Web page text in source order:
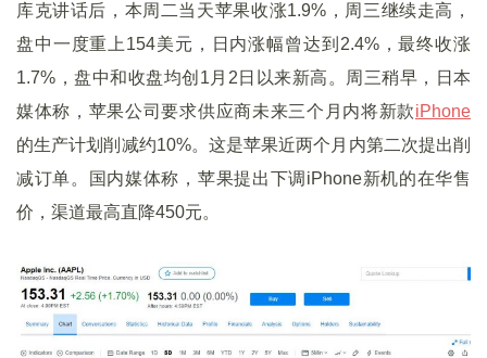
库克讲话后，本周二当天苹果收涨1.9%，周三继续走高，
盘中一度重上154美元，日内涨幅曾达到2.4%，最终收涨
1.7%，盘中和收盘均创1月2日以来新高。周三稍早，日本
媒体称，苹果公司要求供应商未来三个月内将新款iPhone
的生产计划削减约10%。这是苹果近两个月内第二次提出削
减订单。国内媒体称，苹果提出下调iPhone新机的在华售
价，渠道最高直降450元。